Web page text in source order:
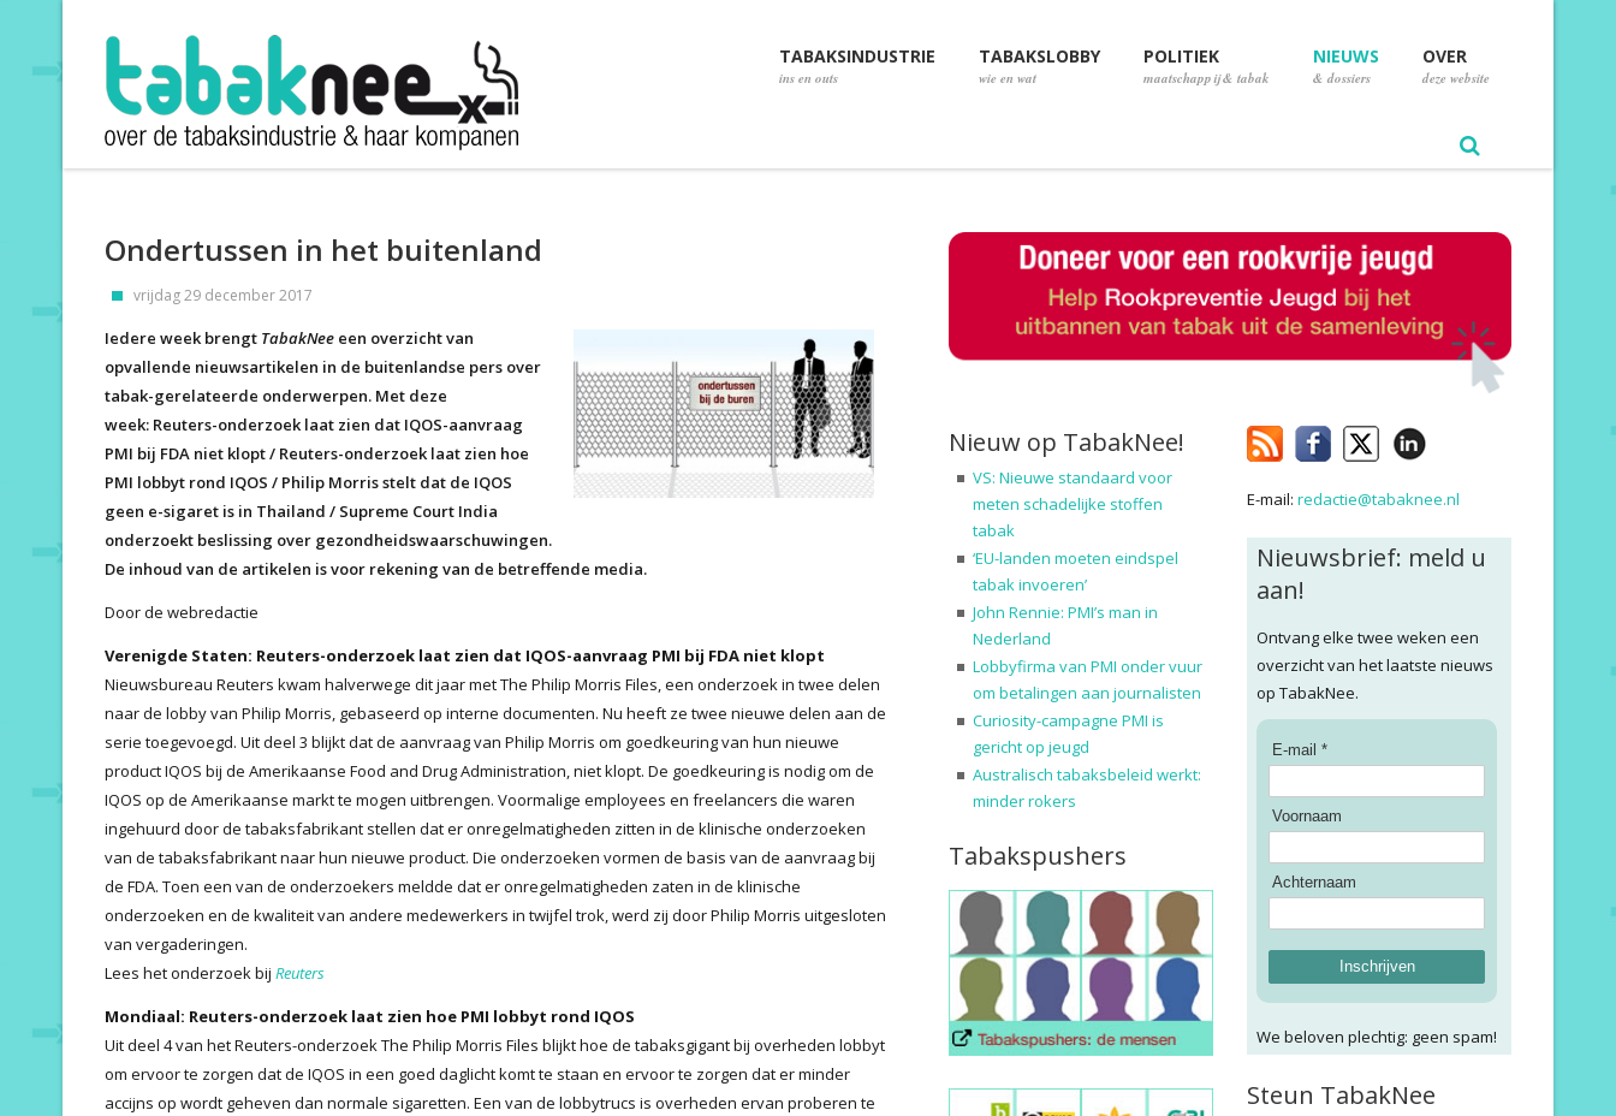
TABAKSINDUSTRIE
ins en outs
TABAKSLOBBY
wie en wat
POLITIEK
maatschappij & tabak
NIEUWS
& dossiers
OVER
deze website
Ondertussen in het buitenland
vrijdag 29 december 2017
Iedere week brengt TabakNee een overzicht van
opvallende nieuwsartikelen in de buitenlandse pers over
tabak-gerelateerde onderwerpen. Met deze
week: Reuters-onderzoek laat zien dat IQOS-aanvraag
PMI bij FDA niet klopt / Reuters-onderzoek laat zien hoe
PMI lobbyt rond IQOS / Philip Morris stelt dat de IQOS
geen e-sigaret is in Thailand / Supreme Court India
onderzoekt beslissing over gezondheidswaarschuwingen.
De inhoud van de artikelen is voor rekening van de betreffende media.
Door de webredactie
Verenigde Staten: Reuters-onderzoek laat zien dat IQOS-aanvraag PMI bij FDA niet klopt
Nieuwsbureau Reuters kwam halverwege dit jaar met The Philip Morris Files, een onderzoek in twee delen
naar de lobby van Philip Morris, gebaseerd op interne documenten. Nu heeft ze twee nieuwe delen aan de
serie toegevoegd. Uit deel 3 blijkt dat de aanvraag van Philip Morris om goedkeuring van hun nieuwe
product IQOS bij de Amerikaanse Food and Drug Administration, niet klopt. De goedkeuring is nodig om de
IQOS op de Amerikaanse markt te mogen uitbrengen. Voormalige employees en freelancers die waren
ingehuurd door de tabaksfabrikant stellen dat er onregelmatigheden zitten in de klinische onderzoeken
van de tabaksfabrikant naar hun nieuwe product. Die onderzoeken vormen de basis van de aanvraag bij
de FDA. Toen een van de onderzoekers meldde dat er onregelmatigheden zaten in de klinische
onderzoeken en de kwaliteit van andere medewerkers in twijfel trok, werd zij door Philip Morris uitgesloten
van vergaderingen.
Lees het onderzoek bij Reuters
Mondiaal: Reuters-onderzoek laat zien hoe PMI lobbyt rond IQOS
Uit deel 4 van het Reuters-onderzoek The Philip Morris Files blijkt hoe de tabaksgigant bij overheden lobbyt
om ervoor te zorgen dat de IQOS in een goed daglicht komt te staan en ervoor te zorgen dat er minder
accijns op wordt geheven dan normale sigaretten. Een van de lobbytrucs is overheden ervan proberen te
Nieuw op TabakNee!
VS: Nieuwe standaard voor
meten schadelijke stoffen
tabak
‘EU-landen moeten eindspel
tabak invoeren’
John Rennie: PMI’s man in
Nederland
Lobbyfirma van PMI onder vuur
om betalingen aan journalisten
Curiosity-campagne PMI is
gericht op jeugd
Australisch tabaksbeleid werkt:
minder rokers
Tabakspushers
E-mail:redactie@tabaknee.nl
Nieuwsbrief: meld u
aan!
Ontvang elke twee weken een
overzicht van het laatste nieuws
op TabakNee.
E-mail *
Voornaam
Achternaam
Inschrijven
We beloven plechtig: geen spam!
Steun TabakNee